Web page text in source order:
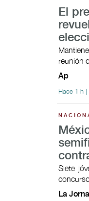
El
reunión
Ap
Hace 1 h |
Siete
La